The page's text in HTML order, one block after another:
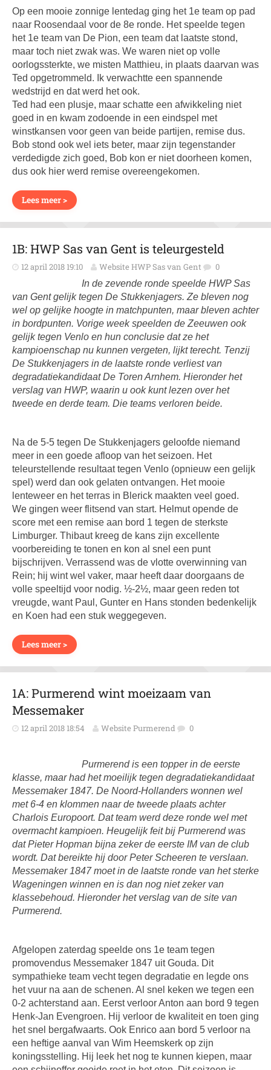
Op een mooie zonnige lentedag ging het 1e team op pad
naar Roosendaal voor de 8e ronde. Het speelde tegen
het 1e team van De Pion, een team dat laatste stond,
maar toch niet zwak was. We waren niet op volle
oorlogssterkte, we misten Matthieu, in plaats daarvan was
Ted opgetrommeld. Ik verwachtte een spannende
wedstrijd en dat werd het ook.
Ted had een plusje, maar schatte een afwikkeling niet
goed in en kwam zodoende in een eindspel met
winstkansen voor geen van beide partijen, remise dus.
Bob stond ook wel iets beter, maar zijn tegenstander
verdedigde zich goed, Bob kon er niet doorheen komen,
dus ook hier werd remise overeengekomen.
Lees meer >
1B: HWP Sas van Gent is teleurgesteld
12 april 2018 19:10 Website HWP Sas van Gent 0
In de zevende ronde speelde HWP Sas
van Gent gelijk tegen De Stukkenjagers. Ze bleven nog
wel op gelijke hoogte in matchpunten, maar bleven achter
in bordpunten. Vorige week speelden de Zeeuwen ook
gelijk tegen Venlo en hun conclusie dat ze het
kampioenschap nu kunnen vergeten, lijkt terecht. Tenzij
De Stukkenjagers in de laatste ronde verliest van
degradatiekandidaat De Toren Arnhem. Hieronder het
verslag van HWP, waarin u ook kunt lezen over het
tweede en derde team. Die teams verloren beide.
Na de 5-5 tegen De Stukkenjagers geloofde niemand
meer in een goede afloop van het seizoen. Het
teleurstellende resultaat tegen Venlo (opnieuw een gelijk
spel) werd dan ook gelaten ontvangen. Het mooie
lenteweer en het terras in Blerick maakten veel goed.
We gingen weer flitsend van start. Helmut opende de
score met een remise aan bord 1 tegen de sterkste
Limburger. Thibaut kreeg de kans zijn excellente
voorbereiding te tonen en kon al snel een punt
bijschrijven. Verrassend was de vlotte overwinning van
Rein; hij wint wel vaker, maar heeft daar doorgaans de
volle speeltijd voor nodig. ½-2½, maar geen reden tot
vreugde, want Paul, Gunter en Hans stonden bedenkelijk
en Koen had een stuk weggegeven.
Lees meer >
1A: Purmerend wint moeizaam van
Messemaker
12 april 2018 18:54 Website Purmerend 0
Purmerend is een topper in de eerste
klasse, maar had het moeilijk tegen degradatiekandidaat
Messemaker 1847. De Noord-Hollanders wonnen wel
met 6-4 en klommen naar de tweede plaats achter
Charlois Europoort. Dat team werd deze ronde wel met
overmacht kampioen. Heugelijk feit bij Purmerend was
dat Pieter Hopman bijna zeker de eerste IM van de club
wordt. Dat bereikte hij door Peter Scheeren te verslaan.
Messemaker 1847 moet in de laatste ronde van het sterke
Wageningen winnen en is dan nog niet zeker van
klassebehoud. Hieronder het verslag van de site van
Purmerend.
Afgelopen zaterdag speelde ons 1e team tegen
promovendus Messemaker 1847 uit Gouda. Dit
sympathieke team vecht tegen degradatie en legde ons
het vuur na aan de schenen. Al snel keken we tegen een
0-2 achterstand aan. Eerst verloor Anton aan bord 9 tegen
Henk-Jan Evengroen. Hij verloor de kwaliteit en toen ging
het snel bergafwaarts. Ook Enrico aan bord 5 verloor na
een heftige aanval van Wim Heemskerk op zijn
koningsstelling. Hij leek het nog te kunnen kiepen, maar